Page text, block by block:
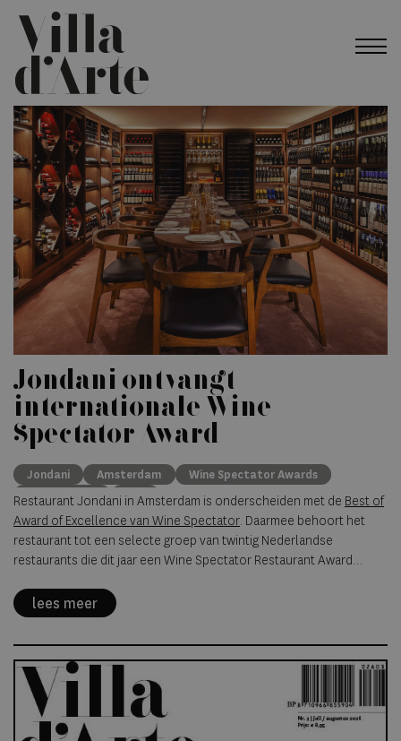
Jondani ontvangt
internationale Wine
Spectator Award
Jondani Amsterdam
Wine Spectator Awards
gastronomie
wijn
Restaurant Jondani in Amsterdam is onderscheiden met de Best of
Award of Excellence van Wine Spectator. Daarmee behoort het
restaurant tot een selecte groep van twintig Nederlandse
restaurants die dit jaar een Wine Spectator Restaurant Award
lees meer